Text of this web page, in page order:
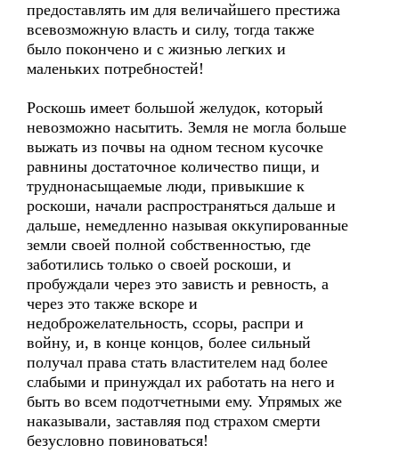
предоставлять им для величайшего престижа
всевозможную власть и силу, тогда также
было покончено и с жизнью легких и
маленьких потребностей!
Роскошь имеет большой желудок, который
невозможно насытить. Земля не могла больше
выжать из почвы на одном тесном кусочке
равнины достаточное количество пищи, и
труднонасыщаемые люди, привыкшие к
роскоши, начали распространяться дальше и
дальше, немедленно называя оккупированные
земли своей полной собственностью, где
заботились только о своей роскоши, и
пробуждали через это зависть и ревность, а
через это также вскоре и
недоброжелательность, ссоры, распри и
войну, и, в конце концов, более сильный
получал права стать властителем над более
слабыми и принуждал их работать на него и
быть во всем подотчетными ему. Упрямых же
наказывали, заставляя под страхом смерти
безусловно повиноваться!